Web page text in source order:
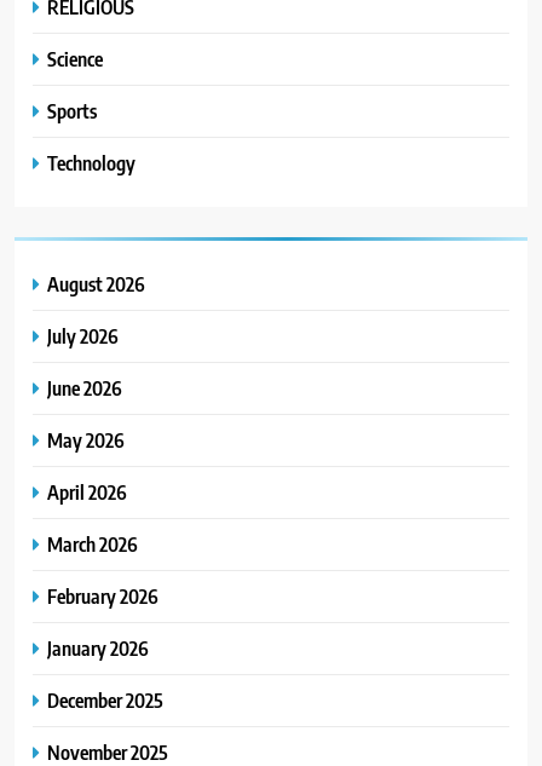
RELIGIOUS
Science
Sports
Technology
August 2026
July 2026
June 2026
May 2026
April 2026
March 2026
February 2026
January 2026
December 2025
November 2025